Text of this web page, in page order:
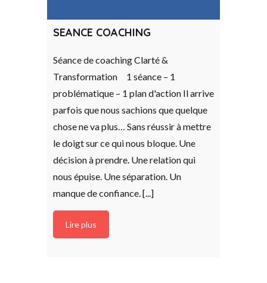
SEANCE COACHING
Séance de coaching Clarté &
Transformation 1 séance – 1
problématique – 1 plan d'action Il arrive
parfois que nous sachions que quelque
chose ne va plus… Sans réussir à mettre
le doigt sur ce qui nous bloque. Une
décision à prendre. Une relation qui
nous épuise. Une séparation. Un
manque de confiance. [...]
Lire plus